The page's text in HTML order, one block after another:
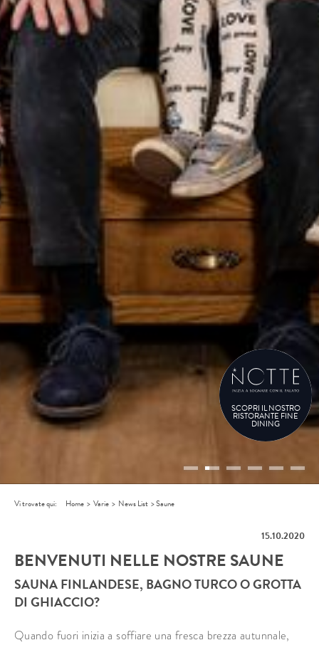
SCOPRI IL NOSTRO
RISTORANTE FINE
DINING
Vi trovate qui: Home > Varie > News List >Saune
15.10.2020
BENVENUTI NELLE NOSTRE SAUNE
SAUNA FINLANDESE, BAGNO TURCO O GROTTA
DI GHIACCIO?
Quando fuori inizia a soffiare una fresca brezza autunnale,